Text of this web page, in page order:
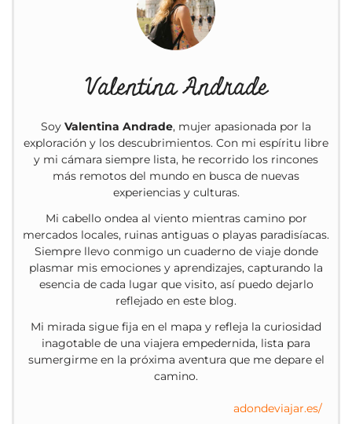
Valentina Andrade
Soy Valentina Andrade, mujer apasionada por la
exploración y los descubrimientos. Con mi espíritu libre
y mi cámara siempre lista, he recorrido los rincones
más remotos del mundo en busca de nuevas
experiencias y culturas.
Mi cabello ondea al viento mientras camino por
mercados locales, ruinas antiguas o playas paradisíacas.
Siempre llevo conmigo un cuaderno de viaje donde
plasmar mis emociones y aprendizajes, capturando la
esencia de cada lugar que visito, así puedo dejarlo
reflejado en este blog.
Mi mirada sigue fija en el mapa y refleja la curiosidad
inagotable de una viajera empedernida, lista para
sumergirme en la próxima aventura que me depare el
camino.
adondeviajar.es/